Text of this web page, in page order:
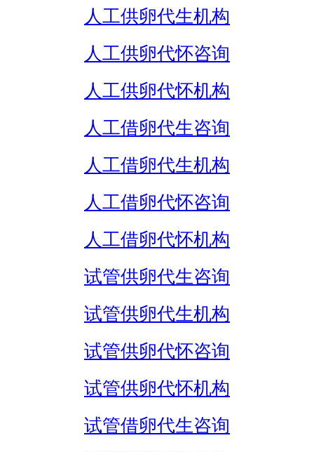
人工供卵代生机构
人工供卵代怀咨询
人工供卵代怀机构
人工借卵代生咨询
人工借卵代生机构
人工借卵代怀咨询
人工借卵代怀机构
试管供卵代生咨询
试管供卵代生机构
试管供卵代怀咨询
试管供卵代怀机构
试管借卵代生咨询